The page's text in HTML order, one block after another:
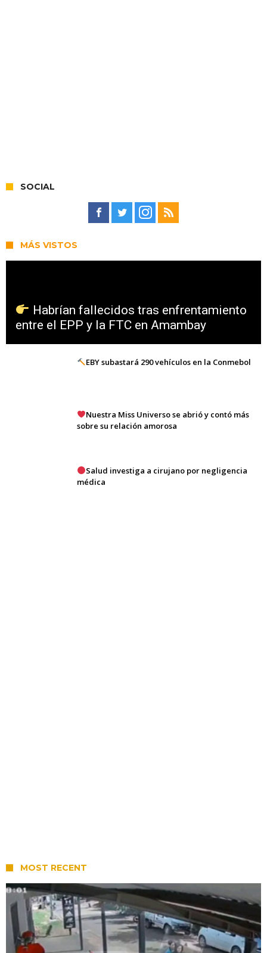
SOCIAL
MÁS VISTOS
Habrían fallecidos tras enfrentamiento
entre el EPP y la FTC en Amambay
EBY subastará 290 vehículos en la Conmebol
Nuestra Miss Universo se abrió y contó más
sobre su relación amorosa
Salud investiga a cirujano por negligencia
médica
MOST RECENT